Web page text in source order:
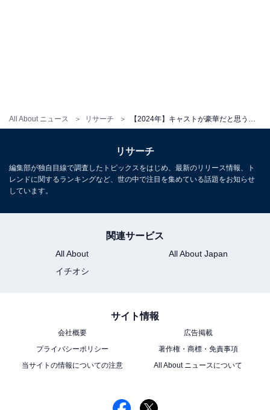
All About ニュース リサーチ
どの意見が寄せられました。
※回答者コメントは原文ママです
この記事の筆者：ゆるま 小林 プロフィール
転身。芸能情報に精通し、週刊誌、ネットニュースでテ
レビや芸能人に関するコラムなどを執筆。編集プロダク
ション「ゆるま」を立ち上げる。
『海に眠るダイヤモンド』の商品をAmazonで見る
リサーチ
編集部が独自目線で調査したトピックスをはじめ、最新のリリース情報、ト
レンドに関するランキングなど、世の中で注目を集めている話題をお知らせ
しています。
関連サービス
All About
All About Japan
イチオシ
サイト情報
会社概要
広告掲載
プライバシーポリシー
著作権・商標・免責事項
当サイトの情報についての注意
All About ニュースについて